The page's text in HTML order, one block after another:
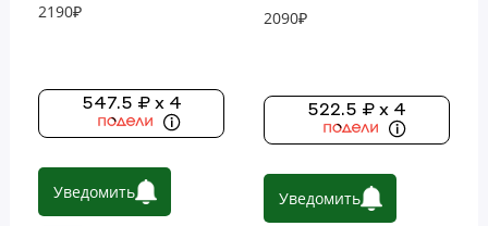
2190₽
547.5 ₽ x 4
Уведомить
2090₽
522.5 ₽ x 4
Уведомить